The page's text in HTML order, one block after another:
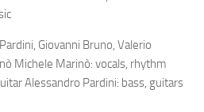
Giovanni Bruno, Valerio
Michele Marinò: vocals, rhythm
Alessandro Pardini: bass, guitars